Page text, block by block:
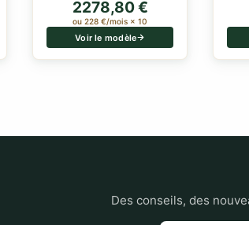
2278,80 €
ou 228 €/mois × 10
Voir le modèle
Des conseils, des